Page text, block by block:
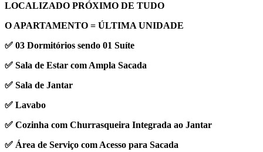
LOCALIZADO PRÓXIMO DE TUDO
O APARTAMENTO = ÚLTIMA UNIDADE
✅ 03 Dormitórios sendo 01 Suíte
✅ Sala de Estar com Ampla Sacada
✅ Sala de Jantar
✅ Lavabo
✅ Cozinha com Churrasqueira Integrada ao Jantar
✅ Área de Serviço com Acesso para Sacada